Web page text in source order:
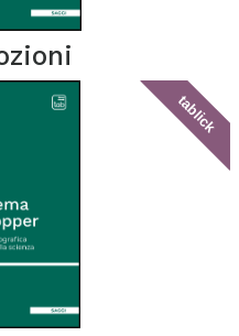
tablick